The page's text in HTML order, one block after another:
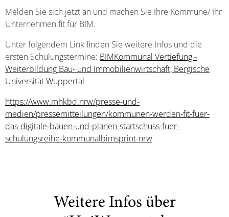
Melden Sie sich jetzt an und machen Sie Ihre Kommune/ Ihr
Unternehmen fit für BIM.
Unter folgendem Link finden Sie weitere Infos und die
ersten Schulungstermine: BIMKommunal Vertiefung -
Weiterbildung Bau- und Immobilienwirtschaft, Bergische
Universität Wuppertal
https://www.mhkbd.nrw/presse-und-
medien/pressemitteilungen/kommunen-werden-fit-fuer-
das-digitale-bauen-und-planen-startschuss-fuer-
schulungsreihe-kommunalbimsprint-nrw
Weitere Infos über